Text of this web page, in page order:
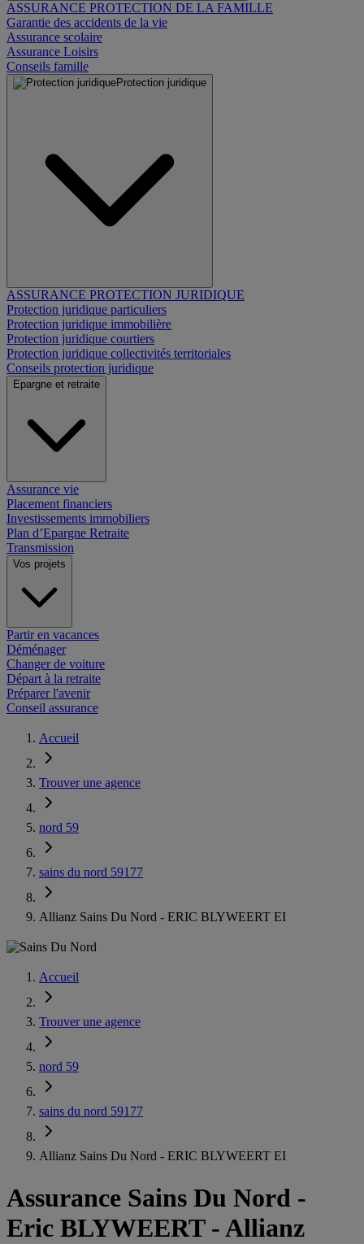
ASSURANCE PROTECTION DE LA FAMILLE
Garantie des accidents de la vie
Assurance scolaire
Assurance Loisirs
Conseils famille
Protection juridique
ASSURANCE PROTECTION JURIDIQUE
Protection juridique particuliers
Protection juridique immobilière
Protection juridique courtiers
Protection juridique collectivités territoriales
Conseils protection juridique
Epargne et retraite
Assurance vie
Placement financiers
Investissements immobiliers
Plan d’Epargne Retraite
Transmission
Vos projets
Partir en vacances
Déménager
Changer de voiture
Départ à la retraite
Préparer l'avenir
Conseil assurance
Accueil
Trouver une agence
nord 59
sains du nord 59177
Allianz Sains Du Nord - ERIC BLYWEERT EI
Accueil
Trouver une agence
nord 59
sains du nord 59177
Allianz Sains Du Nord - ERIC BLYWEERT EI
Assurance Sains Du Nord -
Eric BLYWEERT - Allianz